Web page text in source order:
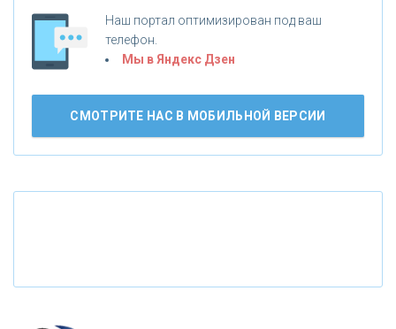
«НОВИКОМБАНК»
«ВНЕШПРОМБАНК»
«БАНК ЮГРА»
Наш портал оптимизирован под ваш
телефон.
Мы в Яндекс Дзен
СМОТРИТЕ НАС В МОБИЛЬНОЙ ВЕРСИИ